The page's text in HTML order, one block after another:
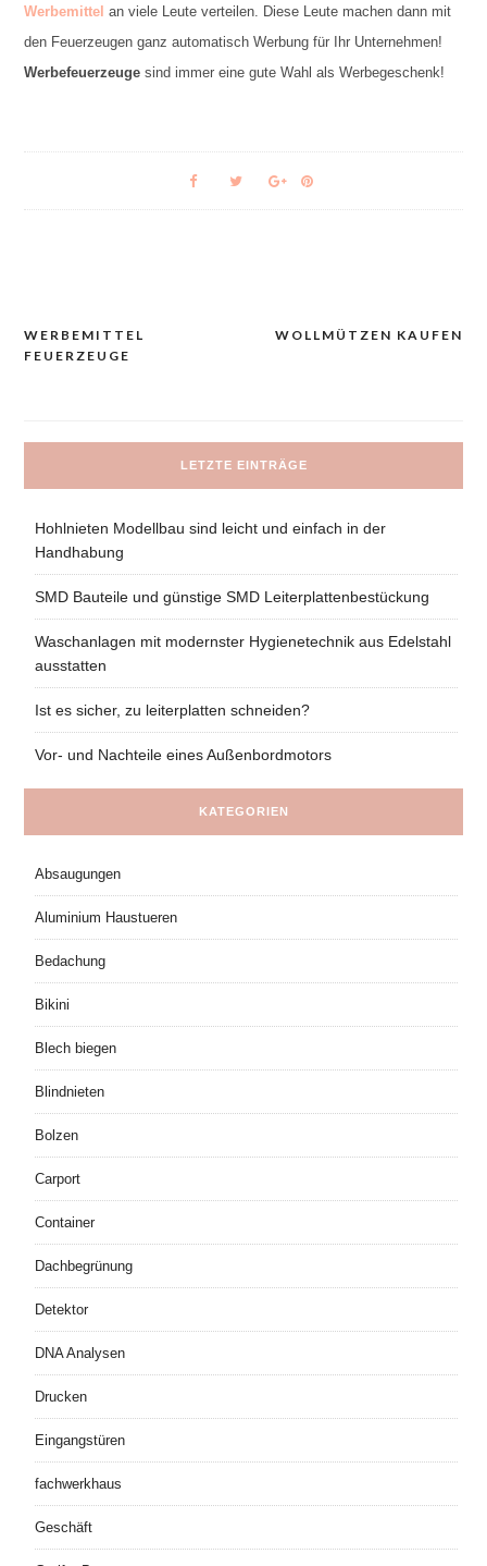
Werbemittel an viele Leute verteilen. Diese Leute machen dann mit
den Feuerzeugen ganz automatisch Werbung für Ihr Unternehmen!
Werbefeuerzeugesind immer eine gute Wahl als Werbegeschenk!
Navigacija
WERBEMITTEL
FEUERZEUGE
WOLLMÜTZEN KAUFEN
LETZTE EINTRÄGE
Hohlnieten Modellbau sind leicht und einfach in der
Handhabung
SMD Bauteile und günstige SMD Leiterplattenbestückung
Waschanlagen mit modernster Hygienetechnik aus Edelstahl
ausstatten
Ist es sicher, zu leiterplatten schneiden?
Vor- und Nachteile eines Außenbordmotors
KATEGORIEN
Absaugungen
Aluminium Haustueren
Bedachung
Bikini
Blech biegen
Blindnieten
Bolzen
Carport
Container
Dachbegrünung
Detektor
DNA Analysen
Drucken
Eingangstüren
fachwerkhaus
Geschäft